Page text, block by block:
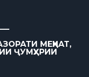
МЕҲНАТ,
ҶУМҲУРИИ